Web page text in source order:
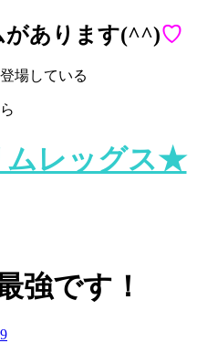
があります(^^)♡
場している
レッグス★
強です！